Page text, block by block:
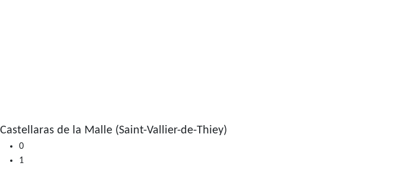
Castellaras de la Malle (Saint-Vallier-de-Thiey)
0
1